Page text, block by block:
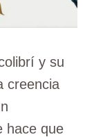
y su
creencia
hace que